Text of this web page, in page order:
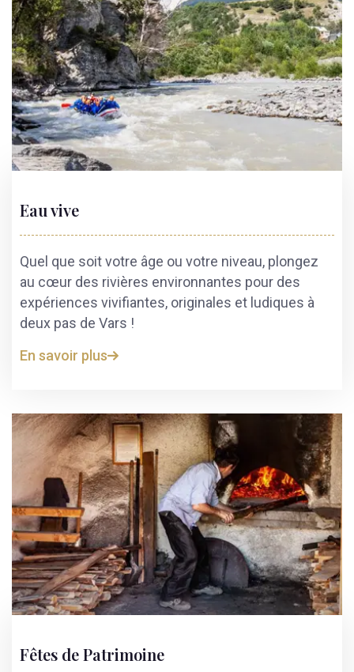
Eau vive
Quel que soit votre âge ou votre niveau, plongez
au cœur des rivières environnantes pour des
expériences vivifiantes, originales et ludiques à
deux pas de Vars !
En savoir plus
Fêtes de Patrimoine